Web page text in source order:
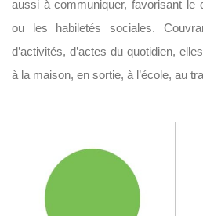
aussi à communiquer, favorisant le
ou les habiletés sociales.
d’activités, d’actes du quotidien,
à la maison, en sortie, à l’école, au